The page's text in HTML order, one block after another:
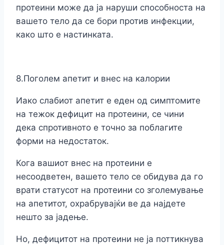
протеини може да ја наруши способноста на
вашето тело да се бори против инфекции,
како што е настинката.
8.Поголем апетит и внес на калории
Иако слабиот апетит е еден од симптомите
на тежок дефицит на протеини, се чини
дека спротивното е точно за поблагите
форми на недостаток.
Кога вашиот внес на протеини е
несоодветен, вашето тело се обидува да го
врати статусот на протеини со зголемување
на апетитот, охрабрувајќи ве да најдете
нешто за јадење.
Но, дефицитот на протеини не ја поттикнува